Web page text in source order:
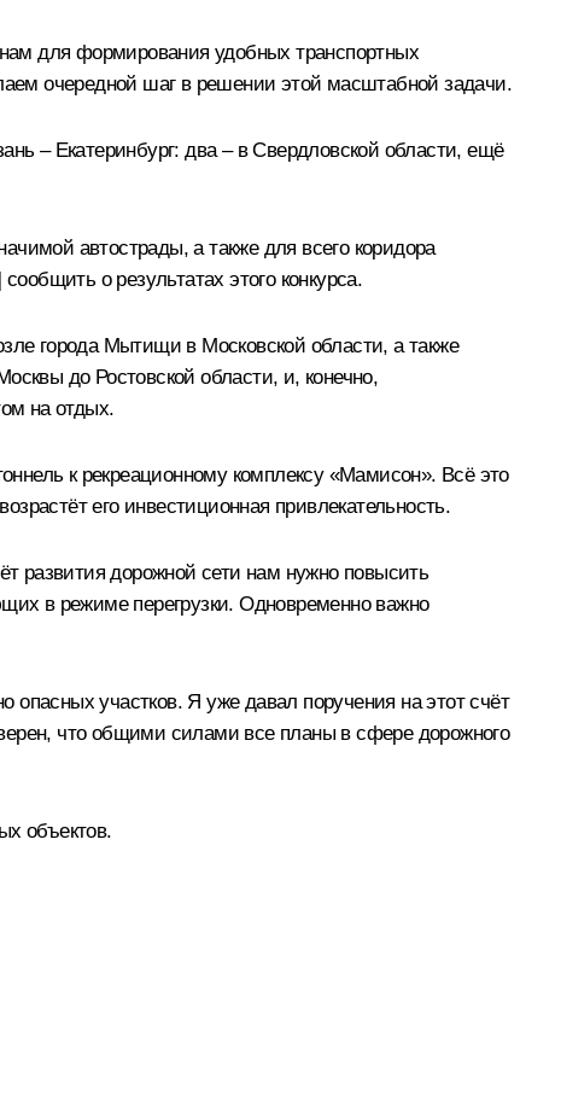
для формирования удобных транспортных
очередной шаг в решении этой масштабной задачи.
– Екатеринбург: два – в Свердловской области, ещё
автострады, а также для всего коридора
о результатах этого конкурса.
города Мытищи в Московской области, а также
до Ростовской области, и, конечно,
на отдых.
к рекреационному комплексу «Мамисон». Всё это
его инвестиционная привлекательность.
развития дорожной сети нам нужно повысить
в режиме перегрузки. Одновременно важно
участков. Я уже давал поручения на этот счёт
что общими силами все планы в сфере дорожного
объектов.